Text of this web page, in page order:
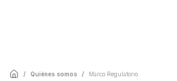
/ Quiénes somos / Marco Regulatorio